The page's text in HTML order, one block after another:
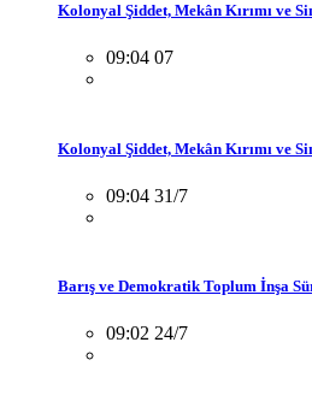
Kolonyal Şiddet, Mekân Kırımı ve
09:04 07
Kolonyal Şiddet, Mekân Kırımı ve
09:04 31/7
Barış ve Demokratik Toplum İnşa
09:02 24/7